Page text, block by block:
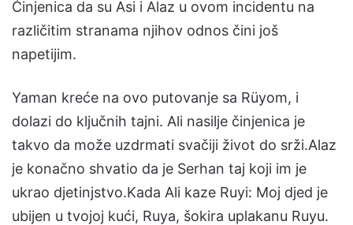
Činjenica da su Asi i Alaz u ovom incidentu na
različitim stranama njihov odnos čini još
napetijim.
Yaman kreće na ovo putovanje sa Rüyom, i
dolazi do ključnih tajni. Ali nasilje činjenica je
takvo da može uzdrmati svačiji život do srži.Alaz
je konačno shvatio da je Serhan taj koji im je
ukrao djetinjstvo.Kada Ali kaze Ruyi: Moj djed je
ubijen u tvojoj kući, Ruya, šokira uplakanu Ruyu.